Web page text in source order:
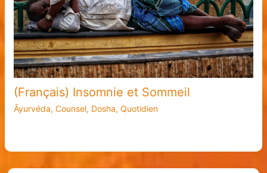
(Français) Insomnie et Sommeil
Āyurvéda, Counsel, Dosha, Quotidien